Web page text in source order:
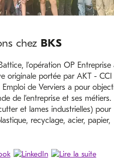
chez BKS
l’opération OP Entreprise
originale portée par AKT - CCI
de Verviers a pour
de l’entreprise et ses métiers.
et lames industrielles) pour
recyclage, acier, papier,